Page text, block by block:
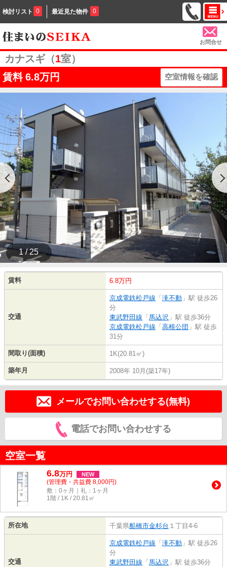
検討リスト 0 最近見た物件 0
お問合せ
カナスギ（1室）
賃料 6.8万円 空室情報を確認
1 / 25
賃料 6.8万円
交通
京成電鉄松戸線 「 滝不動 」駅 徒歩26
分
東武野田線 「 馬込沢 」駅 徒歩36分
京成電鉄松戸線 「 高根公団 」駅 徒歩
31分
間取り(面積) 1K(20.81㎡)
築年月 2008年 10月(築17年)
メールでお問い合わせする(無料)
電話でお問い合わせする
空室一覧
6.8万円 NEW
(管理費・共益費 8,000円)
敷：0ヶ月｜礼：1ヶ月
1階 / 1K / 20.81㎡
所在地 千葉県船橋市金杉台 １丁目4-6
交通
京成電鉄松戸線 「 滝不動 」駅 徒歩26
分
東武野田線 「 馬込沢 」駅 徒歩36分